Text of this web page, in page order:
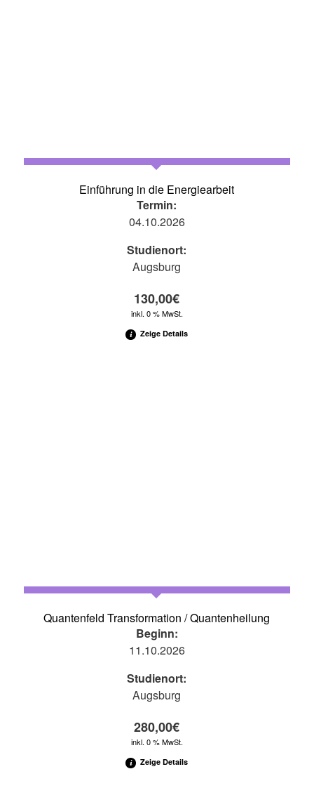
Einführung in die Energiearbeit
Termin:
04.10.2026
Studienort:
Augsburg
130,00€
inkl. 0 % MwSt.
Zeige Details
Quantenfeld Transformation / Quantenheilung
Beginn:
11.10.2026
Studienort:
Augsburg
280,00€
inkl. 0 % MwSt.
Zeige Details